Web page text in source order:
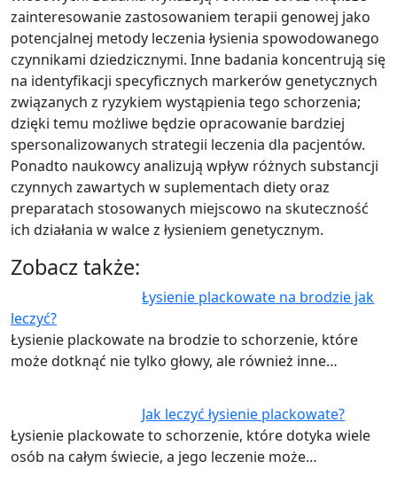
zainteresowanie zastosowaniem terapii genowej jako
potencjalnej metody leczenia łysienia spowodowanego
czynnikami dziedzicznymi. Inne badania koncentrują się
na identyfikacji specyficznych markerów genetycznych
związanych z ryzykiem wystąpienia tego schorzenia;
dzięki temu możliwe będzie opracowanie bardziej
spersonalizowanych strategii leczenia dla pacjentów.
Ponadto naukowcy analizują wpływ różnych substancji
czynnych zawartych w suplementach diety oraz
preparatach stosowanych miejscowo na skuteczność
ich działania w walce z łysieniem genetycznym.
Zobacz także:
Łysienie plackowate na brodzie jak
leczyć?
Łysienie plackowate na brodzie to schorzenie, które
może dotknąć nie tylko głowy, ale również inne…
Jak leczyć łysienie plackowate?
Łysienie plackowate to schorzenie, które dotyka wiele
osób na całym świecie, a jego leczenie może…